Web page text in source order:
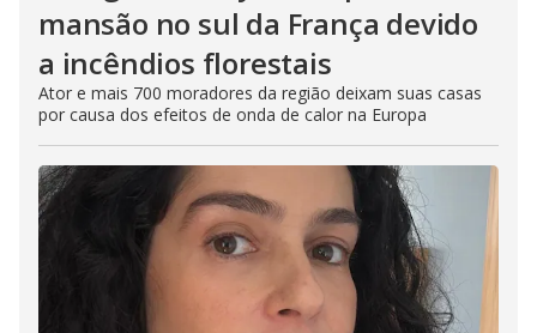
mansão no sul da França devido
a incêndios florestais
Ator e mais 700 moradores da região deixam suas casas
por causa dos efeitos de onda de calor na Europa